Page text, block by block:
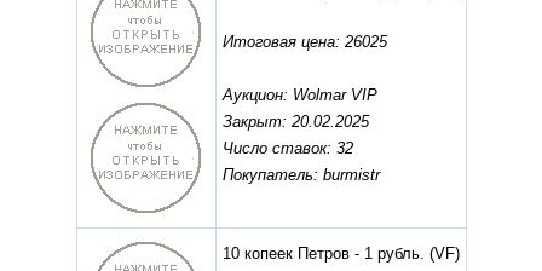
Итоговая цена: 26025
Аукцион: Wolmar VIP
Закрыт: 20.02.2025
Число ставок: 32
Покупатель: burmistr
10 копеек Петров - 1 рубль. (VF)